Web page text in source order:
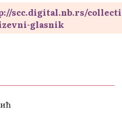
scc.digital.nb.rs/
glasnik